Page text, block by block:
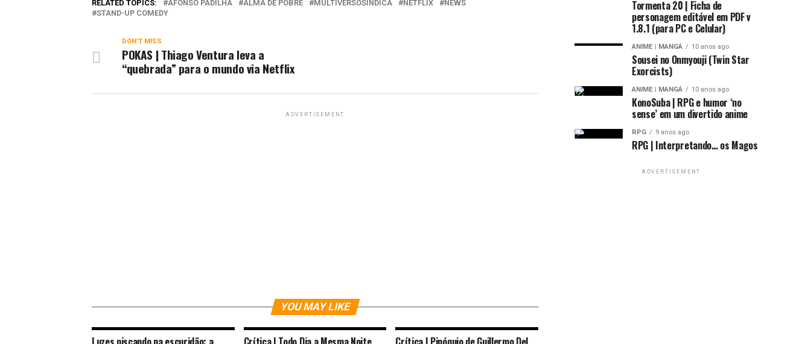
RELATED TOPICS: AFONSO PADILHA ALMA DE POBRE MULTIVERSOSINDICA NETFLIX
NEWS
STAND-UP COMEDY
DON'T MISS
POKAS | Thiago Ventura leva a
“quebrada” para o mundo via Netflix
ADVERTISEMENT
YOU MAY LIKE
Tormenta 20 | Ficha de
personagem editável em PDF v
1.8.1 (para PC e Celular)
ANIME | MANGÁ 10 anos ago
Sousei no Onmyouji (Twin Star
Exorcists)
ANIME | MANGÁ 10 anos ago
KonoSuba | RPG e humor ‘no
sense’ em um divertido anime
RPG 9 anos ago
RPG | Interpretando… os Magos
ADVERTISEMENT